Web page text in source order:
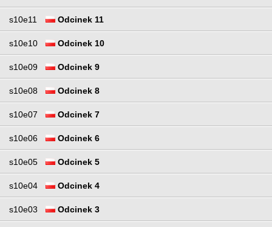
s10e11 Odcinek 11
s10e10 Odcinek 10
s10e09 Odcinek 9
s10e08 Odcinek 8
s10e07 Odcinek 7
s10e06 Odcinek 6
s10e05 Odcinek 5
s10e04 Odcinek 4
s10e03 Odcinek 3